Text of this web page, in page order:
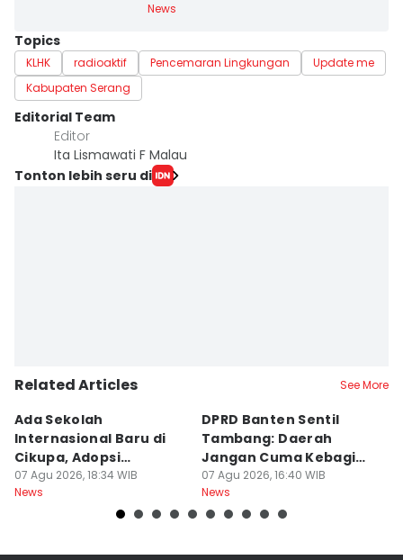
News
Topics
KLHK radioaktif Pencemaran Lingkungan
Update me
Kabupaten Serang
Editorial Team
Editor
Ita Lismawati F Malau
Tonton lebih seru di
Related Articles See More
Ada Sekolah
Internasional Baru di
Cikupa, Adopsi
Kurikulum Singapura
07 Agu 2026, 18:34 WIB
News
DPRD Banten Sentil
Tambang: Daerah
Jangan Cuma Kebagian
Rusaknya
07 Agu 2026, 16:40 WIB
News